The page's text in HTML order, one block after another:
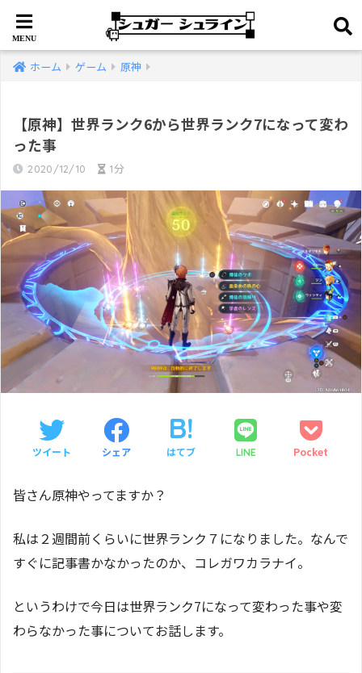
ホーム ゲーム 原神
【原神】世界ランク6から世界ランク7になって変わ
った事
2020/12/10 1分
ツイート シェア はてブ LINE Pocket
皆さん原神やってますか？
私は２週間前くらいに世界ランク７になりました。なんで
すぐに記事書かなかったのか、コレガワカラナイ。
というわけで今日は世界ランク7になって変わった事や変
わらなかった事についてお話します。